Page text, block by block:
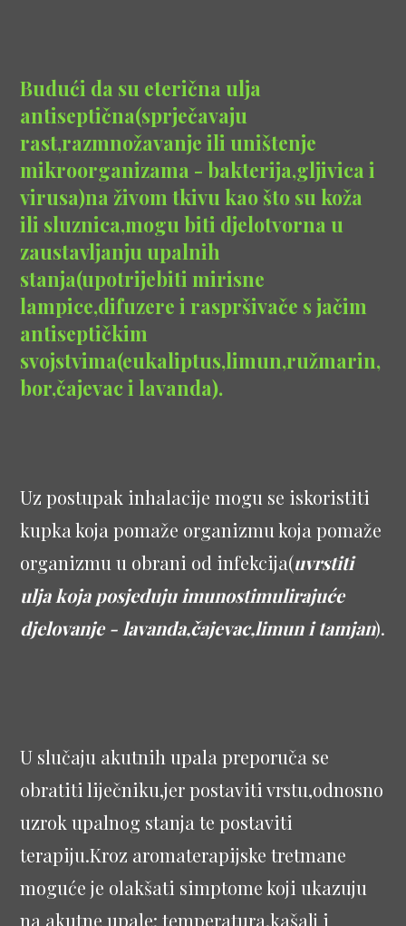
Budući da su eterična ulja
antiseptična(sprječavaju
rast,razmnožavanje ili uništenje
mikroorganizama - bakterija,gljivica i
virusa)na živom tkivu kao što su koža
ili sluznica,mogu biti djelotvorna u
zaustavljanju upalnih
stanja(upotrijebiti mirisne
lampice,difuzere i raspršivače s jačim
antiseptičkim
svojstvima(eukaliptus,limun,ružmarin,
bor,čajevac i lavanda).
Uz postupak inhalacije mogu se iskoristiti
kupka koja pomaže organizmu koja pomaže
organizmu u obrani od infekcija(uvrstiti
ulja koja posjeduju imunostimulirajuće
djelovanje - lavanda,čajevac,limun i tamjan).
U slučaju akutnih upala preporuča se
obratiti liječniku,jer postaviti vrstu,odnosno
uzrok upalnog stanja te postaviti
terapiju.Kroz aromaterapijske tretmane
moguće je olakšati simptome koji ukazuju
na akutne upale: temperatura,kašalj i